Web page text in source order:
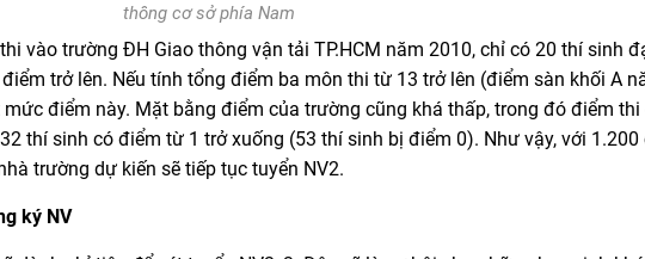
thông cơ sở phía Nam
vào trường ĐH Giao thông vận tải TP.HCM năm 2010, chỉ có 20 thí sinh
trở lên. Nếu tính tổng điểm ba môn thi từ 13 trở lên (điểm sàn khối A
điểm này. Mặt bằng điểm của trường cũng khá thấp, trong đó điểm thi
thí sinh có điểm từ 1 trở xuống (53 thí sinh bị điểm 0). Như vậy, với 1.200
trường dự kiến sẽ tiếp tục tuyển NV2.
ký NV